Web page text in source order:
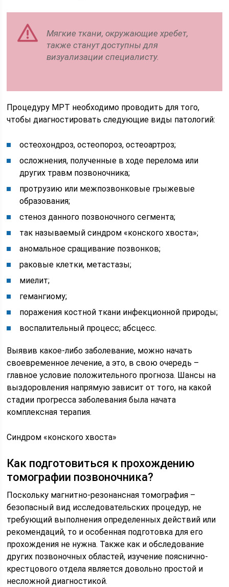
Мягкие ткани, окружающие хребет,
также станут доступны для
визуализации специалисту.
Процедуру МРТ необходимо проводить для того,
чтобы диагностировать следующие виды патологий:
остеохондроз, остеопороз, остеоартроз;
осложнения, полученные в ходе перелома или
других травм позвоночника;
протрузию или межпозвонковые грыжевые
образования;
стеноз данного позвоночного сегмента;
так называемый синдром «конского хвоста»;
аномальное сращивание позвонков;
раковые клетки, метастазы;
миелит;
гемангиому;
поражения костной ткани инфекционной природы;
воспалительный процесс; абсцесс.
Выявив какое-либо заболевание, можно начать
своевременное лечение, а это, в свою очередь –
главное условие положительного прогноза. Шансы на
выздоровления напрямую зависит от того, на какой
стадии прогресса заболевания была начата
комплексная терапия.
Синдром «конского хвоста»
Как подготовиться к прохождению
томографии позвоночника?
Поскольку магнитно-резонансная томография –
безопасный вид исследовательских процедур, не
требующий выполнения определенных действий или
рекомендаций, то и особенная подготовка для его
прохождения не нужна. Также как и обследование
других позвоночных областей, изучение пояснично-
крестцового отдела является довольно простой и
несложной диагностикой.